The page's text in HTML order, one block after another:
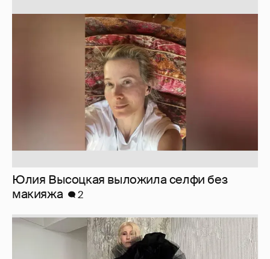
Юлия Высоцкая выложила селфи без
макияжа
2